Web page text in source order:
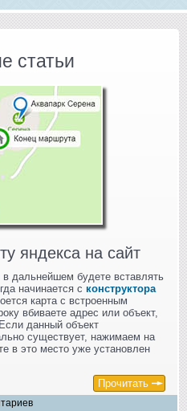
статьи
яндекса на сайт
дальнейшем будете вставлять
начинается с конструктора
карта с встроенным
вбиваете адрес или объект,
данный объект
существует, нажимаем на
в это место уже установлен
Прочитать